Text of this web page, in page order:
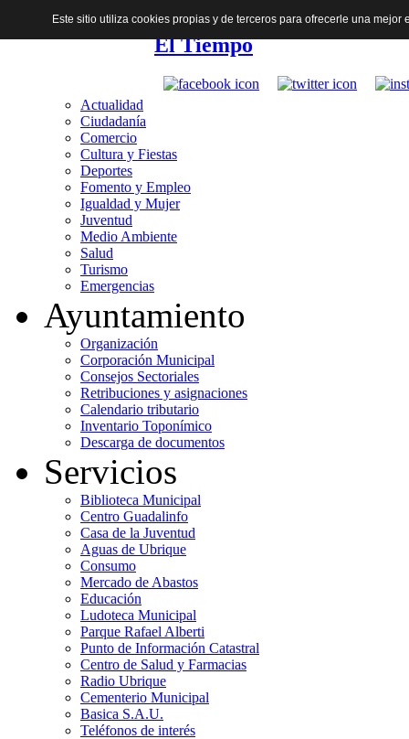
El Tiempo
Actualidad
Ciudadanía
Comercio
Cultura y Fiestas
Deportes
Fomento y Empleo
Igualdad y Mujer
Juventud
Medio Ambiente
Salud
Turismo
Emergencias
Ayuntamiento
Organización
Corporación Municipal
Consejos Sectoriales
Retribuciones y asignaciones
Calendario tributario
Inventario Toponímico
Descarga de documentos
Servicios
Biblioteca Municipal
Centro Guadalinfo
Casa de la Juventud
Aguas de Ubrique
Consumo
Mercado de Abastos
Educación
Ludoteca Municipal
Parque Rafael Alberti
Punto de Información Catastral
Centro de Salud y Farmacias
Radio Ubrique
Cementerio Municipal
Basica S.A.U.
Teléfonos de interés
Este sitio utiliza cookies propias y de terceros para ofrecerle una